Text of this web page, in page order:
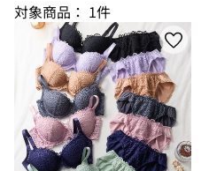
対象商品： 1件